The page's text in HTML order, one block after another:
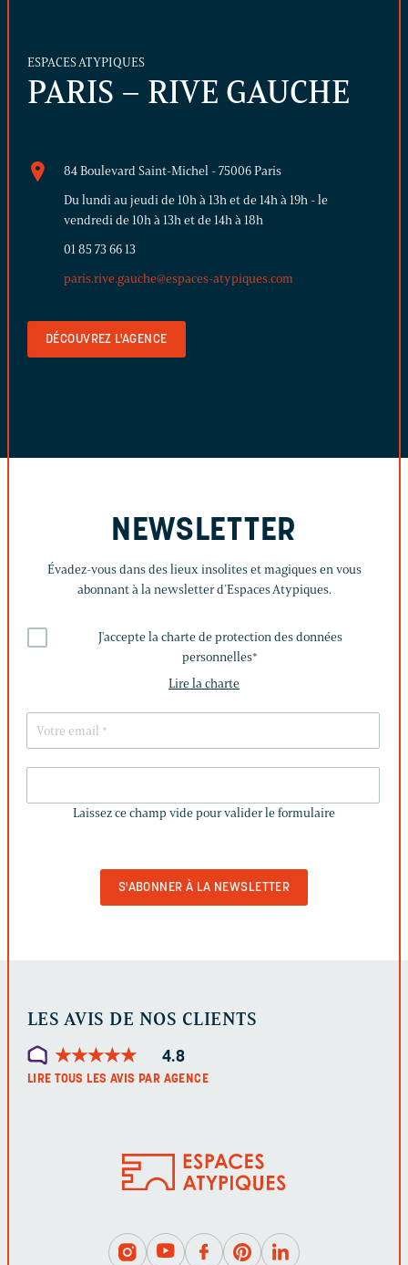
ESPACES ATYPIQUES
PARIS – RIVE GAUCHE
84 Boulevard Saint-Michel - 75006 Paris
Du lundi au jeudi de 10h à 13h et de 14h à 19h - le
vendredi de 10h à 13h et de 14h à 18h
01 85 73 66 13
paris.rive.gauche@espaces-atypiques.com
DÉCOUVREZ L'AGENCE
NEWSLETTER
Évadez-vous dans des lieux insolites et magiques en vous
abonnant à la newsletter d’Espaces Atypiques.
J'accepte la charte de protection des données
personnelles*
Lire la charte
CHAMP
Laissez ce champ vide pour valider le formulaire
LES AVIS DE NOS CLIENTS
★★★★★
★★★★★ 4.8
LIRE TOUS LES AVIS PAR AGENCE